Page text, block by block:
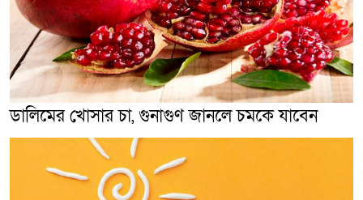
ডালিমের খোসার চা, গুনাগুণ জানলে চমকে যাবেন